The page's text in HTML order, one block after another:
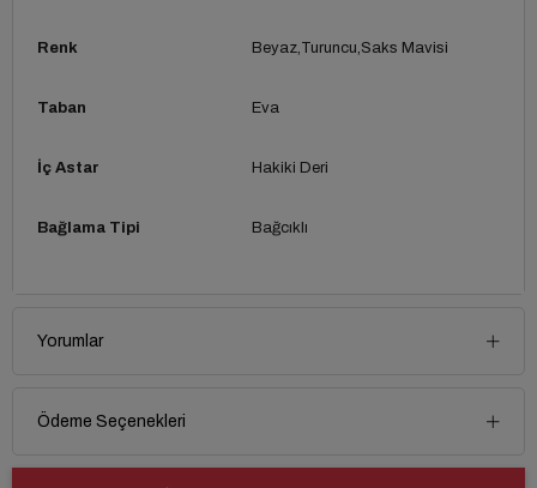
Renk Beyaz Turuncu Saks Mavisi
Taban Eva
İç Astar Hakiki Deri
Bağlama Tipi Bağcıklı
Yorumlar
Ödeme Seçenekleri